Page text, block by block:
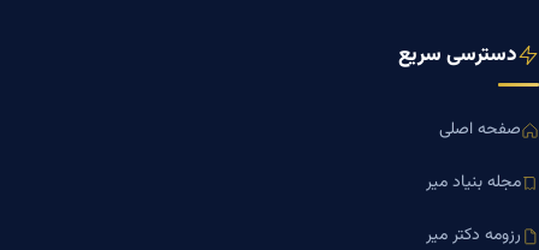
دسترسی سریع
صفحه اصلی
مجله بنیاد میر
رزومه دکتر میر